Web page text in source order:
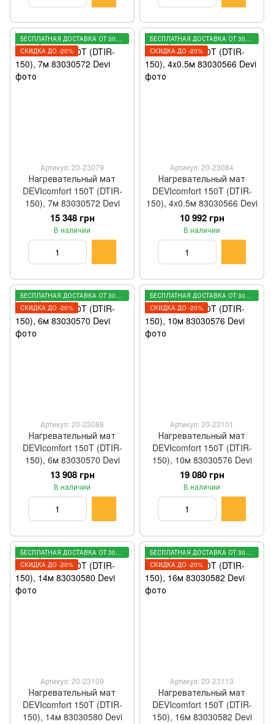
БЕСПЛАТНАЯ ДОСТАВКА ОТ 3000 ГРН
СКИДКА ДО -20%
Артикул: 20-23079
Нагревательный мат
DEVIcomfort 150T (DTIR-
150), 7м 83030572 Devi
15 348 грн
В наличии
БЕСПЛАТНАЯ ДОСТАВКА ОТ 3000 ГРН
СКИДКА ДО -20%
Артикул: 20-23084
Нагревательный мат
DEVIcomfort 150T (DTIR-
150), 4x0.5м 83030566 Devi
10 992 грн
В наличии
БЕСПЛАТНАЯ ДОСТАВКА ОТ 3000 ГРН
СКИДКА ДО -20%
Артикул: 20-23088
Нагревательный мат
DEVIcomfort 150T (DTIR-
150), 6м 83030570 Devi
13 908 грн
В наличии
БЕСПЛАТНАЯ ДОСТАВКА ОТ 3000 ГРН
СКИДКА ДО -20%
Артикул: 20-23101
Нагревательный мат
DEVIcomfort 150T (DTIR-
150), 10м 83030576 Devi
19 080 грн
В наличии
БЕСПЛАТНАЯ ДОСТАВКА ОТ 3000 ГРН
СКИДКА ДО -20%
Артикул: 20-23109
Нагревательный мат
DEVIcomfort 150T (DTIR-
150), 14м 83030580 Devi
БЕСПЛАТНАЯ ДОСТАВКА ОТ 3000 ГРН
СКИДКА ДО -20%
Артикул: 20-23113
Нагревательный мат
DEVIcomfort 150T (DTIR-
150), 16м 83030582 Devi